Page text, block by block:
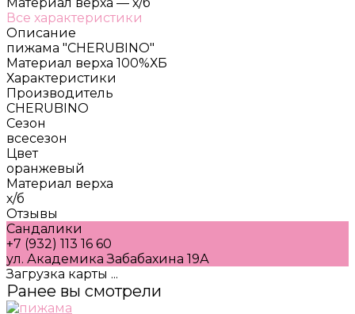
Все характеристики
Описание
пижама "CHERUBINO"
Материал верха 100%ХБ
Характеристики
Производитель
CHERUBINO
Сезон
всесезон
Цвет
оранжевый
Материал верха
х/б
Отзывы
Сандалики
+7 (932) 113 16 60
ул. Академика Забабахина 19А
Загрузка карты ...
Ранее вы смотрели